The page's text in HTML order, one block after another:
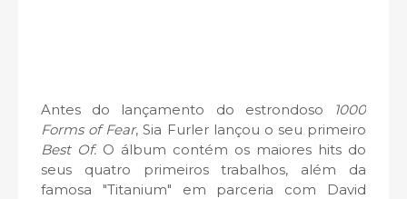
Antes do lançamento do estrondoso
1000
Forms of Fear, Sia Furler lançou o seu primeiro
Best Of. O álbum contém os maiores hits do
seus quatro primeiros trabalhos, além da
famosa "Titanium" em parceria com David